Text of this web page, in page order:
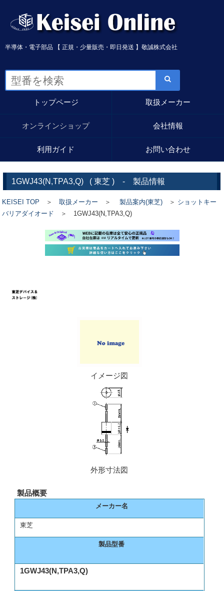
半導体・電子部品 【 正規・少量販売・即日発送 】敬誠株式会社
トップページ 取扱メーカー
オンラインショップ 会社情報
利用ガイド お問い合わせ
1GWJ43(N,TPA3,Q) (東芝 ) - 製品情報
KEISEI TOP ＞取扱メーカー ＞ 製品案内(東芝) ＞ ショットキー
バリアダイオード ＞ 1GWJ43(N,TPA3,Q)
イメージ図
外形寸法図
製品概要
メーカー名
東芝
製品型番
1GWJ43(N,TPA3,Q)